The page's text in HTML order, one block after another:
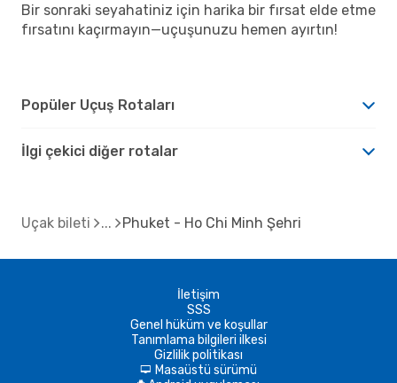
Bir sonraki seyahatiniz için harika bir fırsat elde etme
fırsatını kaçırmayın—uçuşunuzu hemen ayırtın!
Popüler Uçuş Rotaları
İlgi çekici diğer rotalar
Uçak bileti Phuket - Ho Chi Minh Şehri
İletişim
SSS
Genel hüküm ve koşullar
Tanımlama bilgileri ilkesi
Gizlilik politikası
d Masaüstü sürümü